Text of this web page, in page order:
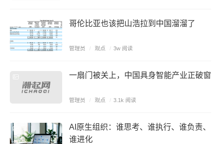
哥伦比亚也该把山浩拉到中国溜溜了
管理员 / 观点 / 3w 阅读
一扇门被关上，中国具身智能产业正破窗
管理员 / 观点 / 3.1k 阅读
AI原生组织：谁思考、谁执行、谁负责、
谁进化